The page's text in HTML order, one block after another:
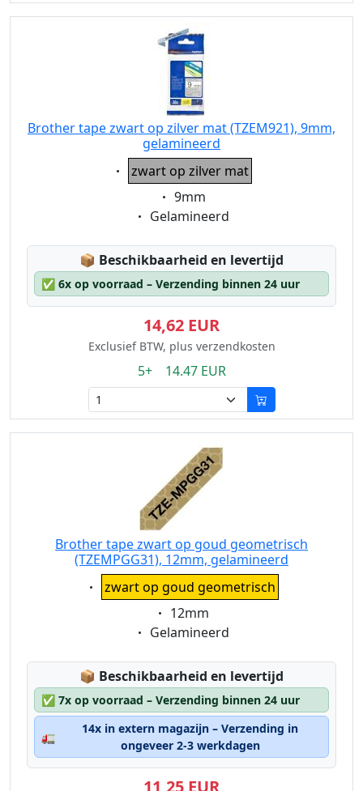
Brother tape zwart op zilver mat (TZEM921), 9mm,
gelamineerd
Eigenschaft:
zwart op zilver mat
Eigenschaft:
9mm
Eigenschaft:
Gelamineerd
📦 Lagerstatus:
Beschikbaarheid en levertijd
✅ 6x op voorraad – Verzending binnen 24 uur
14,62 EUR
Exclusief BTW, plus verzendkosten
5+ 14.47 EUR
Brother tape zwart op goud geometrisch
(TZEMPGG31), 12mm, gelamineerd
Eigenschaft:
zwart op goud geometrisch
Eigenschaft:
12mm
Eigenschaft:
Gelamineerd
📦 Lagerstatus:
Beschikbaarheid en levertijd
✅ 7x op voorraad – Verzending binnen 24 uur
🚛
14x in extern magazijn – Verzending in
ongeveer 2-3 werkdagen
11,25 EUR